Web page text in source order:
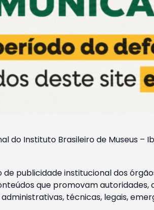
do Instituto Brasileiro de Museus
publicidade institucional dos
que promovam
técnicas, legais,